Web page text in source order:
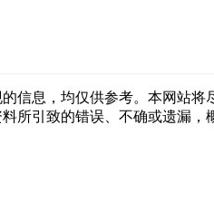
信息，均仅供参考。本网站
所引致的错误、不确或遗漏